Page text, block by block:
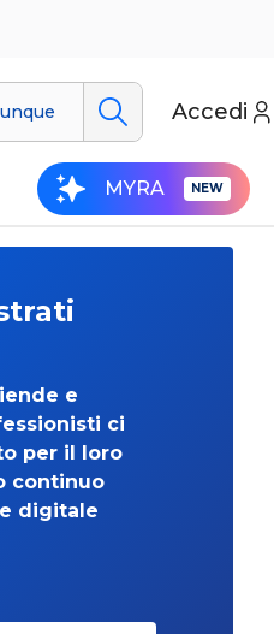
Accedi
MYRA
e
ci
per il loro
continuo
digitale